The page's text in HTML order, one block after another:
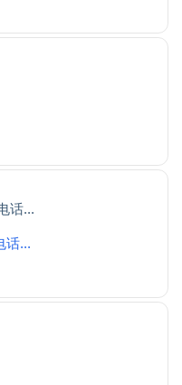
话...
话...